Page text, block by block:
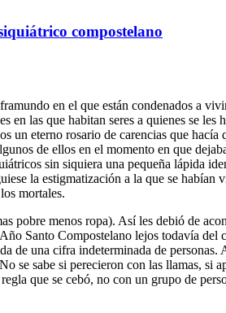
compostelano
en el que están condenados a
en las que habitan seres a quienes se
un eterno rosario de carencias que
de ellos en el momento en que
sin siquiera una pequeña lápida
la estigmatización a la que se
mortales.
pobre menos ropa). Así les debió de
Santo Compostelano lejos todavía del
de una cifra indeterminada de
se sabe si perecieron con las llamas, si
que se cebó, no con un grupo de